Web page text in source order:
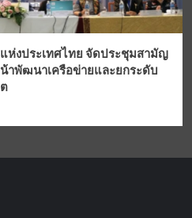
ห่งประเทศไทย จัดประชุมสามัญ
น้าพัฒนาเครือข่ายและยกระดับ